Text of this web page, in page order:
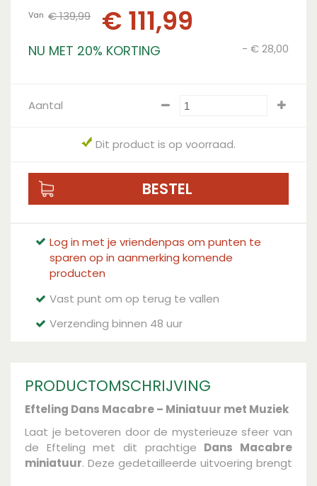
Van €139,99 €111,99
NU MET 20% KORTING - €28,00
Aantal
Dit product is op voorraad.
Log in met je vriendenpas om punten te
sparen op in aanmerking komende
producten
Vast punt om op terug te vallen
Verzending binnen 48 uur
PRODUCTOMSCHRIJVING
Efteling Dans Macabre – Miniatuur met Muziek
Laat je betoveren door de mysterieuze sfeer van
de Efteling met dit prachtige Dans Macabre
miniatuur. Deze gedetailleerde uitvoering brengt